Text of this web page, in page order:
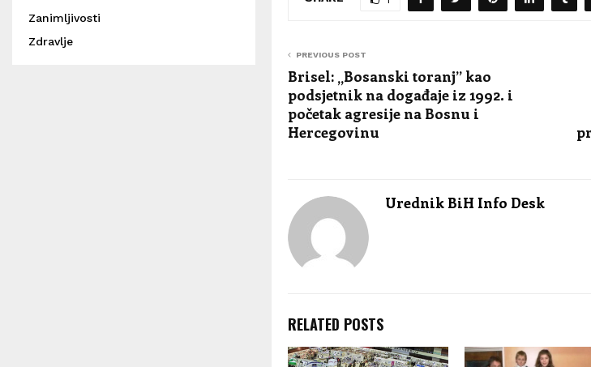
PREVIOUS POST
Brisel: „Bosanski toranj” kao
podsjetnik na događaje iz 1992. i
početak agresije na Bosnu i
Hercegovinu
Urednik BiH Info Desk
RELATED POSTS
Zanimljivosti
Zdravlje